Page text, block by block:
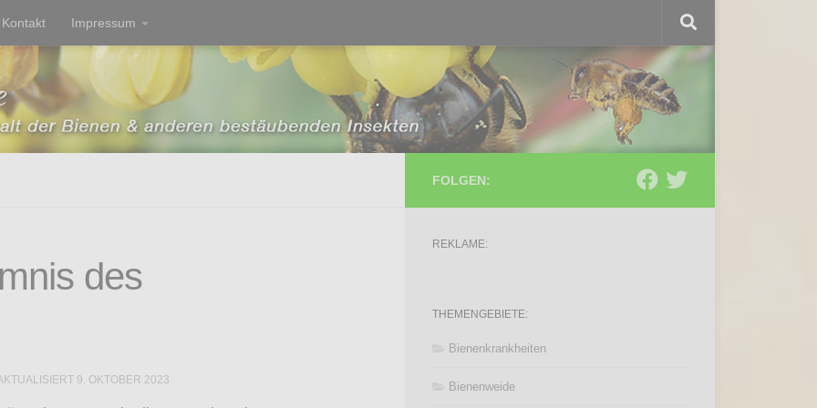
Kontakt Impressum
des
9. OKTOBER 2023
FOLGEN:
REKLAME:
THEMENGEBIETE:
Bienenkrankheiten
Bienenweide